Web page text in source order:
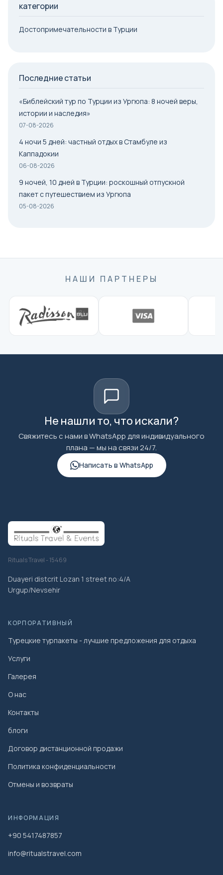
категории
Достопримечательности в Турции
Последние статьи
«Библейский тур по Турции из Ургюпа: 8 ночей веры,
истории и наследия»
07-08-2026
4 ночи 5 дней: частный отдых в Стамбуле из
Каппадокии
06-08-2026
9 ночей, 10 дней в Турции: роскошный отпускной
пакет с путешествием из Ургюпа
05-08-2026
НАШИ ПАРТНЕРЫ
Не нашли то, что искали?
Свяжитесь с нами в WhatsApp для индивидуального
плана — мы на связи 24/7.
Написать в WhatsApp
Rituals Travel - 15469
Duayeri distcrit Lozan 1 street no:4/A
Urgup/Nevsehir
КОРПОРАТИВНЫЙ
Турецкие турпакеты - лучшие предложения для отдыха
Услуги
Галерея
О нас
Контакты
блоги
Договор дистанционной продажи
Политика конфиденциальности
Отмены и возвраты
ИНФОРМАЦИЯ
+90 5417487857
info@ritualstravel.com